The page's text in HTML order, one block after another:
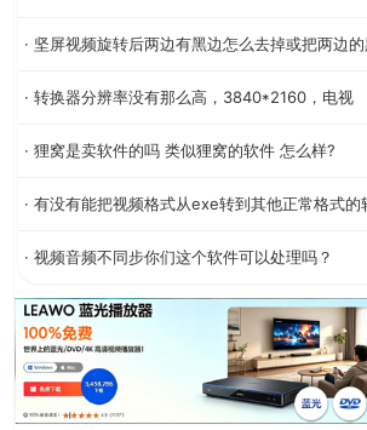
· 坚屏视频旋转后两边有黑边怎么去掉或把两边
· 转换器分辨率没有那么高，3840*2160，电视
· 狸窝是卖软件的吗 类似狸窝的软件 怎么样?
· 有没有能把视频格式从exe转到其他正常格式的
· 视频音频不同步你们这个软件可以处理吗？